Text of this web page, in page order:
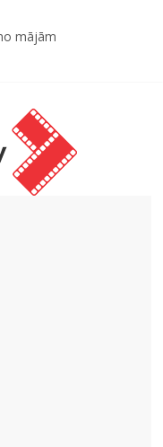
laikam – konsultē
mājām
un receptes, kas var